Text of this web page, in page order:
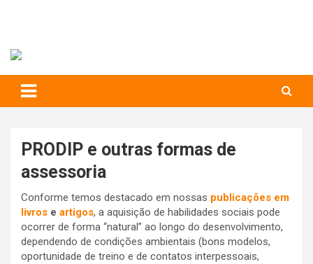
PRODIP e outras formas de
assessoria
Conforme temos destacado em nossas publicações em
livros e artigos, a aquisição de habilidades sociais pode
ocorrer de forma “natural” ao longo do desenvolvimento,
dependendo de condições ambientais (bons modelos,
oportunidade de treino e de contatos interpessoais,